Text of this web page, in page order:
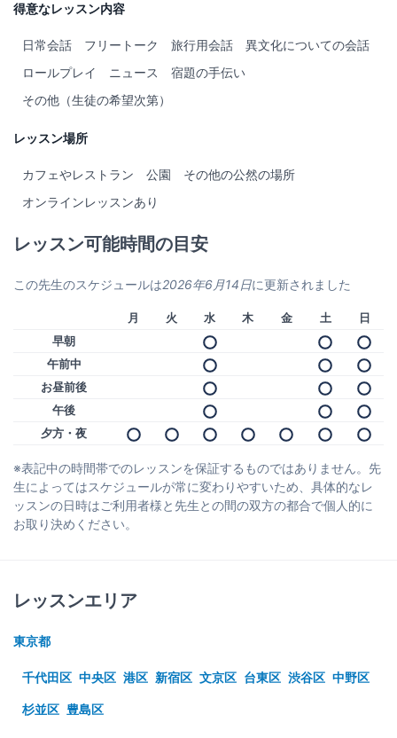
得意なレッスン内容
日常会話 フリートーク 旅行用会話
異文化についての会話
ロールプレイ
ニュース
宿題の手伝い
その他（生徒の希望次第）
レッスン場所
カフェやレストラン 公園
その他の公然の場所
オンラインレッスンあり
レッスン可能時間の目安
この先生のスケジュールは2026年6月14日に更新されました
月 火 水 木 金 土
日
早朝
午前中
お昼前後
午後
夕方・夜
※表記中の時間帯でのレッスンを保証するものではありません。先
生によってはスケジュールが常に変わりやすいため、具体的なレ
ッスンの日時はご利用者様と先生との間の双方の都合で個人的に
お取り決めください。
レッスンエリア
東京都
千代田区 中央区 港区 新宿区 文京区 台東区 渋谷区 中野区
杉並区 豊島区